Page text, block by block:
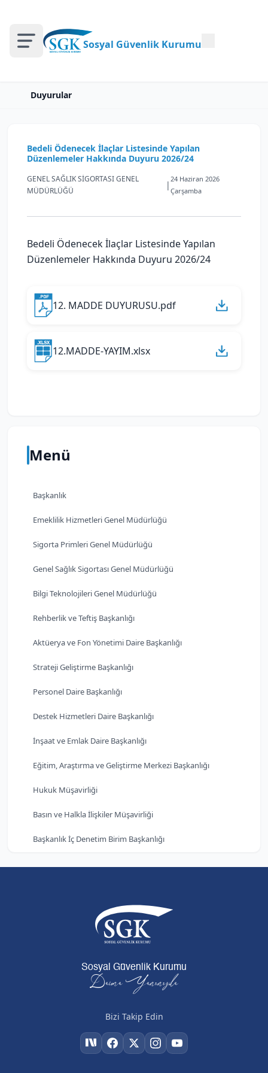
Sosyal Güvenlik Kurumu
Duyurular
Menü
Başkanlık
Emeklilik Hizmetleri Genel Müdürlüğü
Sigorta Primleri Genel Müdürlüğü
Genel Sağlık Sigortası Genel Müdürlüğü
Bilgi Teknolojileri Genel Müdürlüğü
Rehberlik ve Teftiş Başkanlığı
Aktüerya ve Fon Yönetimi Daire Başkanlığı
Strateji Geliştirme Başkanlığı
Personel Daire Başkanlığı
Destek Hizmetleri Daire Başkanlığı
İnşaat ve Emlak Daire Başkanlığı
Eğitim, Araştırma ve Geliştirme Merkezi Başkanlığı
Hukuk Müşavirliği
Basın ve Halkla İlişkiler Müşavirliği
Başkanlık İç Denetim Birim Başkanlığı
Bedeli Ödenecek İlaçlar Listesinde Yapılan
Düzenlemeler Hakkında Duyuru 2026/24
GENEL SAĞLIK SİGORTASI GENEL
MÜDÜRLÜĞÜ
|
24 Haziran 2026
Çarşamba
Bedeli Ödenecek İlaçlar Listesinde Yapılan
Düzenlemeler Hakkında Duyuru 2026/24
12. MADDE DUYURUSU.pdf
12.MADDE-YAYIM.xlsx
Sosyal Güvenlik Kurumu
Daima Yanınızda
Bizi Takip Edin